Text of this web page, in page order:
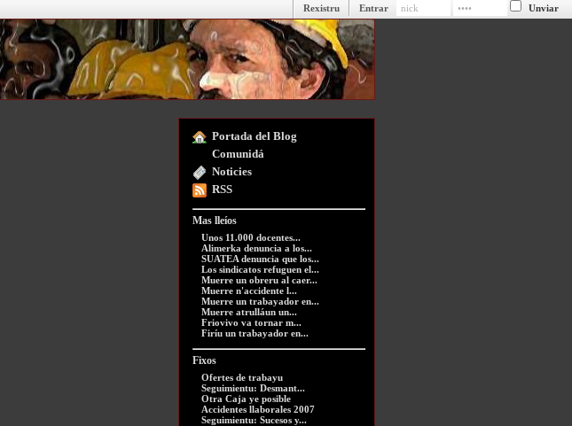
Entrar
Rexistru
Portada del Blog
Comunidá
Noticies
RSS
Mas lleíos
Unos 11.000 docentes...
Alimerka denuncia a los...
SUATEA denuncia que los...
Los sindicatos refuguen el...
Muerre un obreru al caer...
Muerre n'accidente l...
Muerre un trabayador en...
Muerre atrulláun un...
Friovivo va tornar m...
Firíu un trabayador en...
Fixos
Ofertes de trabayu
Seguimientu: Desmant...
Otra Caja ye posible
Accidentes llaborales 2007
Seguimientu: Sucesos y...